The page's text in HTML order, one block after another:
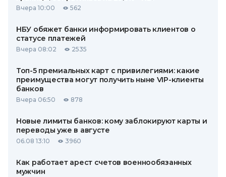
Вчера 10:00 562
НБУ обяжет банки информировать клиентов о
статусе платежей
Вчера 08:02 2535
Топ-5 премиальных карт с привилегиями: какие
преимущества могут получить ныне VIP-клиенты
банков
Вчера 06:50 878
Новые лимиты банков: кому заблокируют карты и
переводы уже в августе
06.08 13:10 3960
Как работает арест счетов военнообязанных
мужчин